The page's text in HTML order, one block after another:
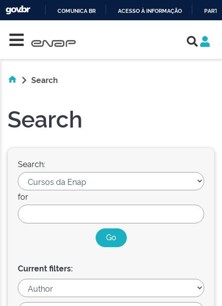
COMUNICA BR ACESSO À INFORMAÇÃO
Search
Search
Search:
for
Current filters: